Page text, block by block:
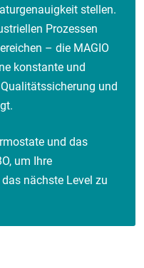
stellen.
Prozessen
– die MAGIO
konstante und
und
und das
um Ihre
nächste Level zu